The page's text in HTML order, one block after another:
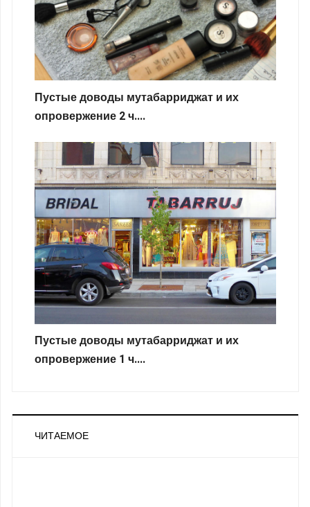
Пустые доводы мутабарриджат и их
опровержение 2 ч....
Пустые доводы мутабарриджат и их
опровержение 1 ч....
ЧИТАЕМОЕ